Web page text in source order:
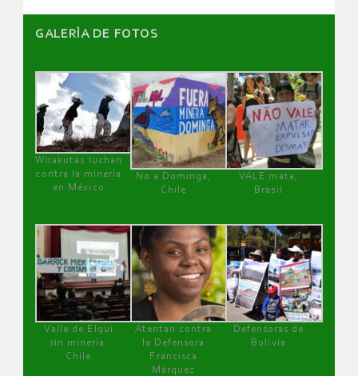
GALERÌA DE FOTOS
Wirakutas luchan
contra la minería
en México
No a Dominga,
Chile
VALE mata,
Brasil
Valle de Elqui
sin minería.
Chile
Atentan contra
la Defensora
Francisca
Márquez
Defensoras de
Bolivia